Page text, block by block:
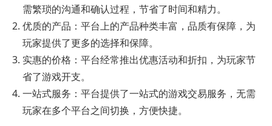
需繁琐的沟通和确认过程，节省了时间和精力。
优质的产品：平台上的产品种类丰富，品质有保障，为
玩家提供了更多的选择和保障。
实惠的价格：平台经常推出优惠活动和折扣，为玩家节
省了游戏开支。
一站式服务：平台提供了一站式的游戏交易服务，无需
玩家在多个平台之间切换，方便快捷。